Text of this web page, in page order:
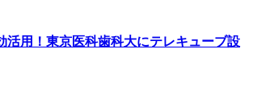
活用！東京医科歯科大にテレキューブ設